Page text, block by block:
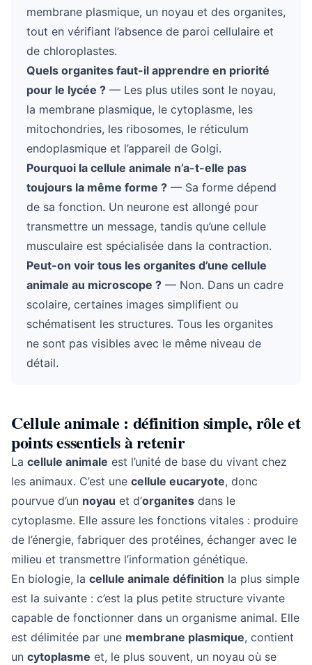
membrane plasmique, un noyau et des organites,
tout en vérifiant l’absence de paroi cellulaire et
de chloroplastes.
Quels organites faut-il apprendre en priorité
pour le lycée ? — Les plus utiles sont le noyau,
la membrane plasmique, le cytoplasme, les
mitochondries, les ribosomes, le réticulum
endoplasmique et l’appareil de Golgi.
Pourquoi la cellule animale n’a-t-elle pas
toujours la même forme ? — Sa forme dépend
de sa fonction. Un neurone est allongé pour
transmettre un message, tandis qu’une cellule
musculaire est spécialisée dans la contraction.
Peut-on voir tous les organites d’une cellule
animale au microscope ? — Non. Dans un cadre
scolaire, certaines images simplifient ou
schématisent les structures. Tous les organites
ne sont pas visibles avec le même niveau de
détail.
Cellule animale : définition simple, rôle et
points essentiels à retenir
La cellule animale est l’unité de base du vivant chez
les animaux. C’est une cellule eucaryote, donc
pourvue d’un noyau et d’organites dans le
cytoplasme. Elle assure les fonctions vitales : produire
de l’énergie, fabriquer des protéines, échanger avec le
milieu et transmettre l’information génétique.
En biologie, la cellule animale définition la plus simple
est la suivante : c’est la plus petite structure vivante
capable de fonctionner dans un organisme animal. Elle
est délimitée par une membrane plasmique, contient
un cytoplasme et, le plus souvent, un noyau où se